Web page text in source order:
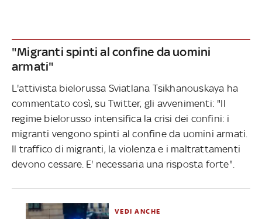
"Migranti spinti al confine da uomini
armati"
L'attivista bielorussa Sviatlana Tsikhanouskaya ha
commentato così, su Twitter, gli avvenimenti: "Il
regime bielorusso intensifica la crisi dei confini: i
migranti vengono spinti al confine da uomini armati.
Il traffico di migranti, la violenza e i maltrattamenti
devono cessare. E' necessaria una risposta forte".
VEDI ANCHE